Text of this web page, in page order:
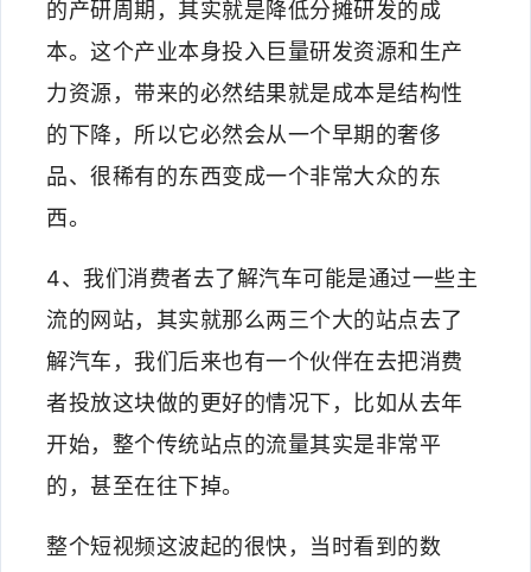
的产研周期，其实就是降低分摊研发的成
本。这个产业本身投入巨量研发资源和生产
力资源，带来的必然结果就是成本是结构性
的下降，所以它必然会从一个早期的奢侈
品、很稀有的东西变成一个非常大众的东
西。
4、我们消费者去了解汽车可能是通过一些主
流的网站，其实就那么两三个大的站点去了
解汽车，我们后来也有一个伙伴在去把消费
者投放这块做的更好的情况下，比如从去年
开始，整个传统站点的流量其实是非常平
的，甚至在往下掉。
整个短视频这波起的很快，当时看到的数